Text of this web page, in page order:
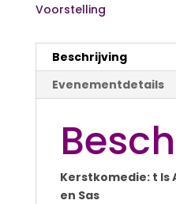
Voorstelling
Beschrijving
Evenementdetails
Kerstkomedie: t Is
en Sas